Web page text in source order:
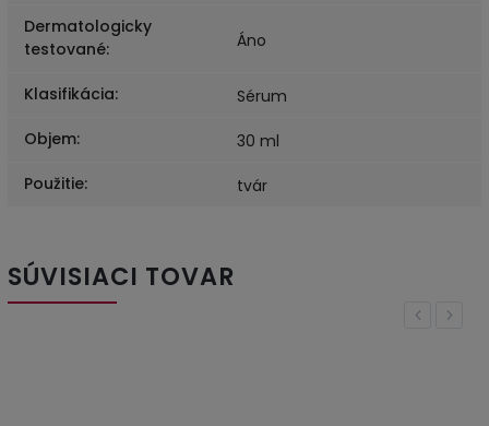
Dermatologicky
testované: Áno
Klasifikácia:
Sérum
Objem:
30 ml
Použitie: tvár
SÚVISIACI TOVAR
Previous
Next